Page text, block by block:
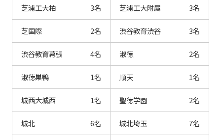
芝浦工大柏 3名 芝浦工大附属 3名
芝国際 2名 渋谷教育渋谷 3名
渋谷教育幕張 4名 淑徳 2名
淑徳巣鴨 1名 順天 1名
城西大城西 1名 聖徳学園 2名
城北 6名 城北埼玉 7名